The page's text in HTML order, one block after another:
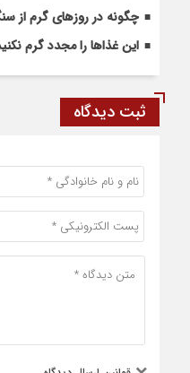
چگونه در روزهای گرم از
این غذاها را مجدد گرم
ثبت دیدگاه